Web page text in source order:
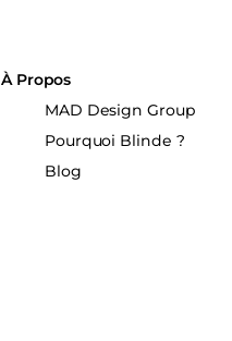
À Propos
MAD Design Group
Pourquoi Blinde ?
Blog